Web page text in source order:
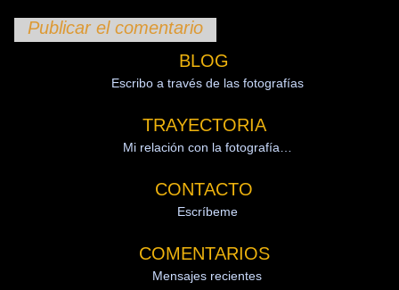
BLOG
Escribo a través de las fotografías
TRAYECTORIA
Mi relación con la fotografía…
CONTACTO
Escríbeme
COMENTARIOS
Mensajes recientes